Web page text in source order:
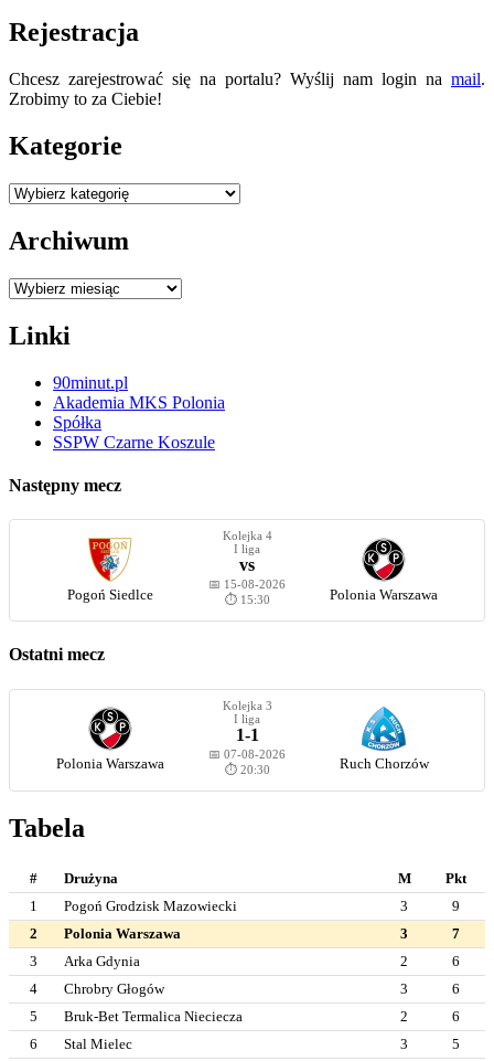
Rejestracja
Chcesz zarejestrować się na portalu? Wyślij nam login na mail.
Zrobimy to za Ciebie!
Kategorie
Kategorie
Archiwum
Archiwum
Linki
90minut.pl
Akademia MKS Polonia
Spółka
SSPW Czarne Koszule
Następny mecz
Pogoń Siedlce
Kolejka 4
I liga
vs
📅 15-08-2026
⏱️ 15:30
Polonia Warszawa
Ostatni mecz
Polonia Warszawa
Kolejka 3
I liga
1-1
📅 07-08-2026
⏱️ 20:30
Ruch Chorzów
Tabela
# Drużyna M
Pkt
1
Pogoń Grodzisk Mazowiecki 3
9
2
Polonia Warszawa 3
7
3
Arka Gdynia 2
6
4
Chrobry Głogów 3
6
5
Bruk-Bet Termalica Nieciecza 2
6
6
Stal Mielec 3
5